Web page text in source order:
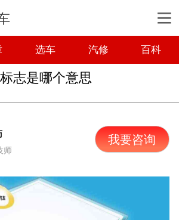
选车 汽修 百科
志是哪个意思
师
我要咨询